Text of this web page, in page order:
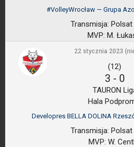
#VolleyWrocław — Grupa
Transmisja: Polsat
MVP: M.
22 stycznia 2023
(12)
3 - 0
TAURON
Hala
Developres BELLA DOLINA
Transmisja: Polsat
MVP: W.